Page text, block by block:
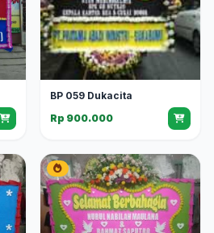
BP 059 Dukacita
Rp 900.000